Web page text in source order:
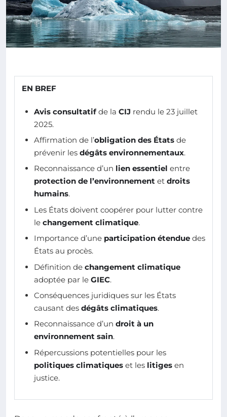
EN BREF
Avis consultatifde la CIJ rendu le 23 juillet
2025.
Affirmation de l’obligation des États de
prévenir les dégâts environnementaux.
Reconnaissance d’un lien essentiel entre
protection de l’environnement et droits
humains.
Les États doivent coopérer pour lutter contre
le changement climatique.
Importance d’une participation étendue des
États au procès.
Définition de changement climatique
adoptée par le GIEC.
Conséquences juridiques sur les États
causant des dégâts climatiques.
Reconnaissance d’un droit à un
environnement sain.
Répercussions potentielles pour les
politiques climatiques et les litiges en
justice.